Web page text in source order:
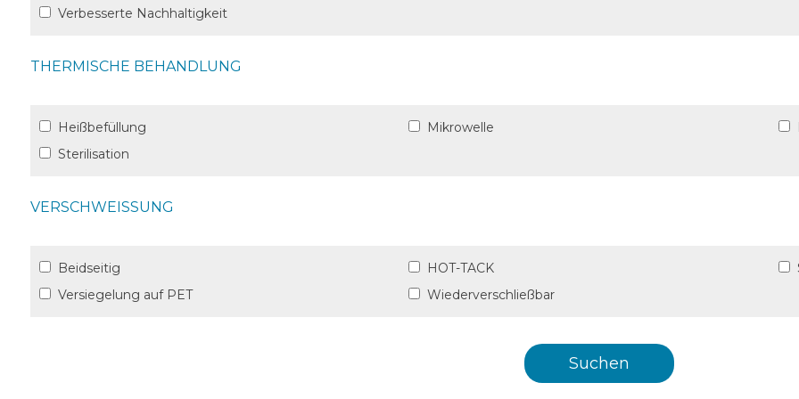
Verbesserte Nachhaltigkeit
THERMISCHE BEHANDLUNG
Heißbefüllung Mikrowelle
Sterilisation
VERSCHWEISSUNG
Beidseitig HOT-TACK
Versiegelung auf PET
Wiederverschließbar